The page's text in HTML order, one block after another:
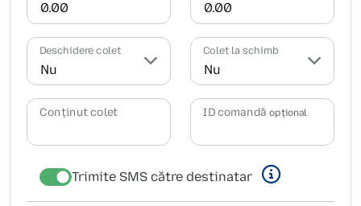
Deschidere colet Colet la schimb
Conținut colet ID comandăopțional
Trimite SMS către destinatar